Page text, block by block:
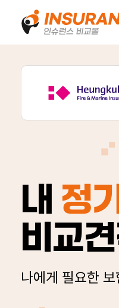
내 정
비교
나에게 필요한